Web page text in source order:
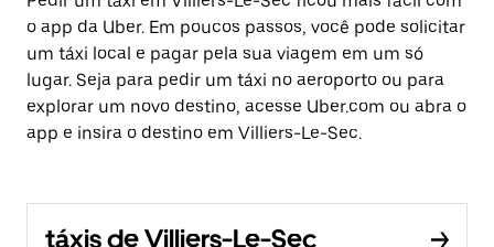
o app da Uber. Em poucos passos, você pode solicitar
um táxi local e pagar pela sua viagem em um só
lugar. Seja para pedir um táxi no aeroporto ou para
explorar um novo destino, acesse Uber.com ou abra o
app e insira o destino em Villiers-Le-Sec.
táxis de Villiers-Le-Sec